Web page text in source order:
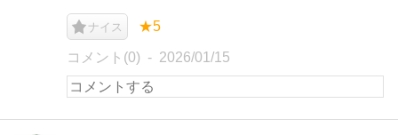
ナイス ★5
コメント(0) 2026/01/15